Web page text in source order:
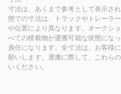
寸法は、あくまで参考として表示さ
態での寸法は、トラックやトレーラ
や位置により異なります。オークシ
べての積載物が運搬可能な状態にな
責任になります。全寸法は、お客様
願いします。運搬に際して、これら
いください。